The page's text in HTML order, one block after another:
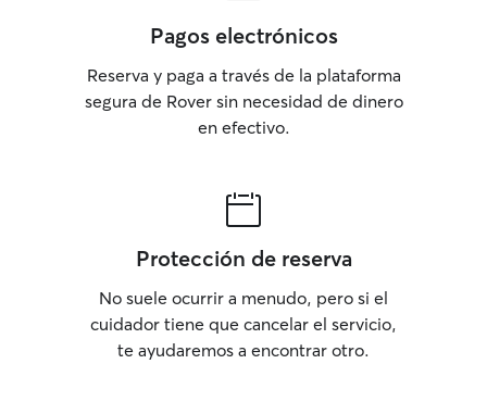
Pagos electrónicos
Reserva y paga a través de la plataforma
segura de Rover sin necesidad de dinero
en efectivo.
Protección de reserva
No suele ocurrir a menudo, pero si el
cuidador tiene que cancelar el servicio,
te ayudaremos a encontrar otro.